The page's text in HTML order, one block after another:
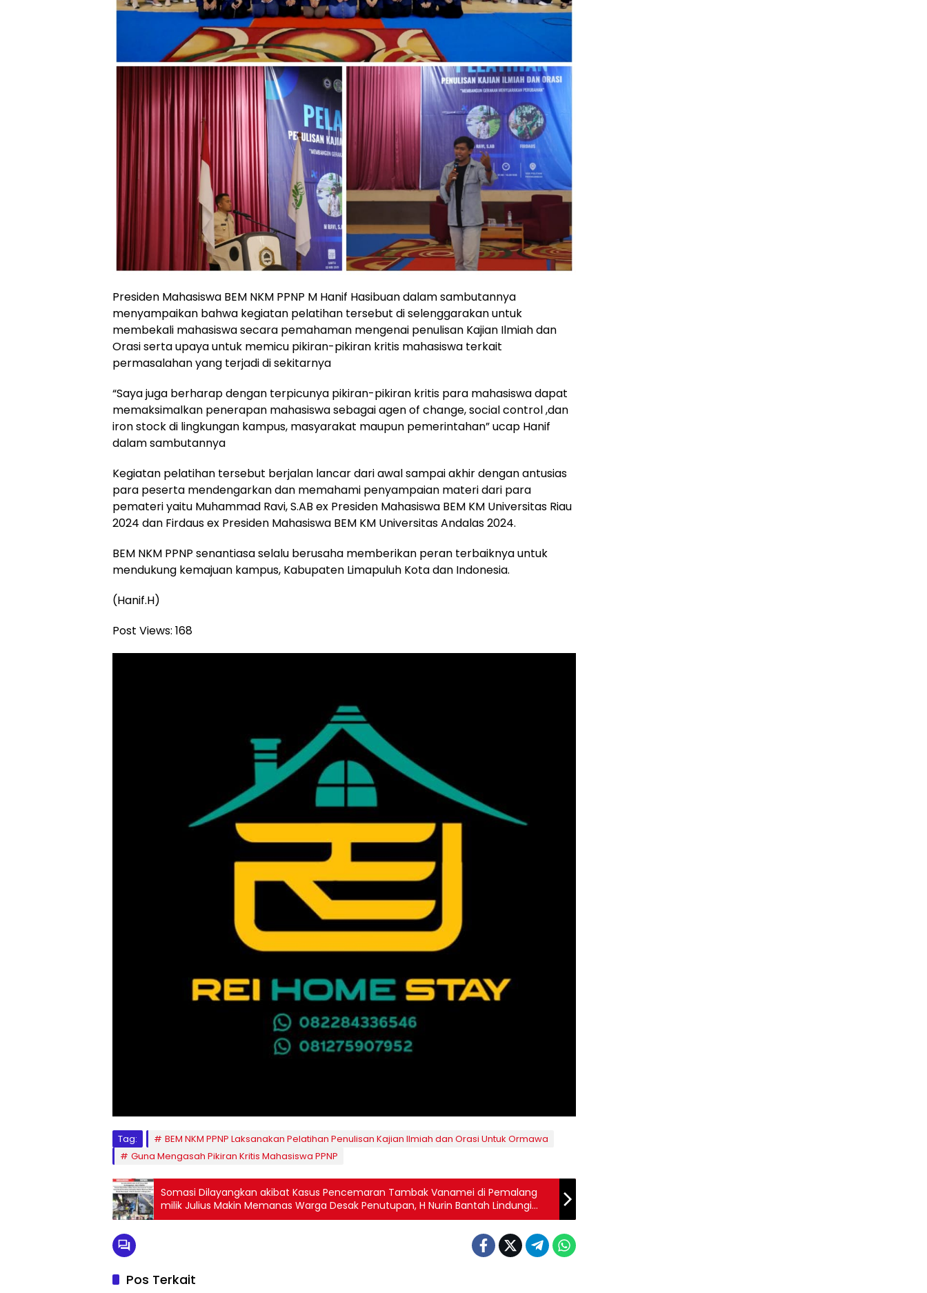
Presiden Mahasiswa BEM NKM PPNP M Hanif Hasibuan dalam sambutannya
menyampaikan bahwa kegiatan pelatihan tersebut di selenggarakan untuk
membekali mahasiswa secara pemahaman mengenai penulisan Kajian Ilmiah dan
Orasi serta upaya untuk memicu pikiran-pikiran kritis mahasiswa terkait
permasalahan yang terjadi di sekitarnya
“Saya juga berharap dengan terpicunya pikiran-pikiran kritis para mahasiswa dapat
memaksimalkan penerapan mahasiswa sebagai agen of change, social control ,dan
iron stock di lingkungan kampus, masyarakat maupun pemerintahan” ucap Hanif
dalam sambutannya
Kegiatan pelatihan tersebut berjalan lancar dari awal sampai akhir dengan antusias
para peserta mendengarkan dan memahami penyampaian materi dari para
pemateri yaitu Muhammad Ravi, S.AB ex Presiden Mahasiswa BEM KM Universitas Riau
2024 dan Firdaus ex Presiden Mahasiswa BEM KM Universitas Andalas 2024.
BEM NKM PPNP senantiasa selalu berusaha memberikan peran terbaiknya untuk
mendukung kemajuan kampus, Kabupaten Limapuluh Kota dan Indonesia.
(Hanif.H)
Post Views: 168
Tag:
BEM NKM PPNP Laksanakan Pelatihan Penulisan Kajian Ilmiah dan Orasi Untuk Ormawa
Guna Mengasah Pikiran Kritis Mahasiswa PPNP
Somasi Dilayangkan akibat Kasus Pencemaran Tambak Vanamei di Pemalang
milik Julius Makin Memanas Warga Desak Penutupan, H Nurin Bantah Lindungi
Julius
Pos Terkait
Kabupaten Lima Puluh Kota